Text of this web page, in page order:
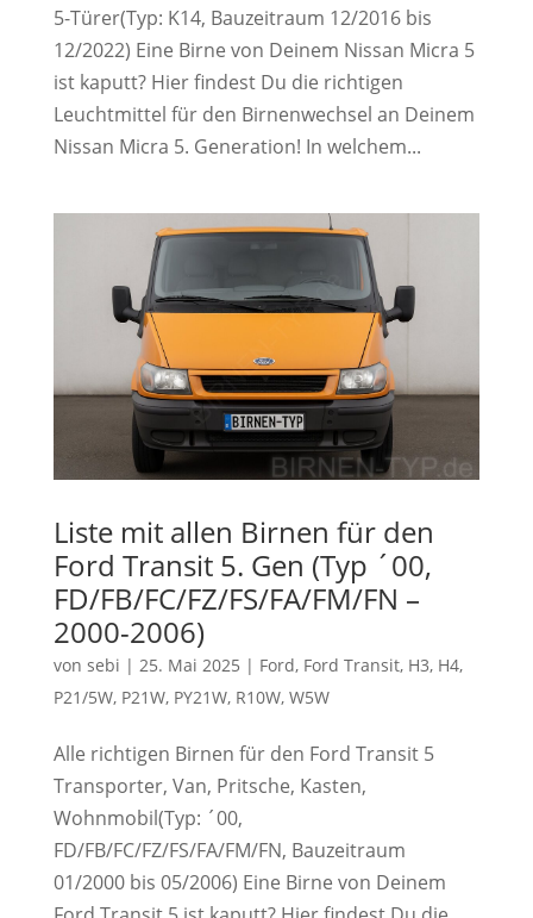
5-Türer(Typ: K14, Bauzeitraum 12/2016 bis
12/2022) Eine Birne von Deinem Nissan Micra 5
ist kaputt? Hier findest Du die richtigen
Leuchtmittel für den Birnenwechsel an Deinem
Nissan Micra 5. Generation! In welchem...
Liste mit allen Birnen für den
Ford Transit 5. Gen (Typ ´00,
FD/FB/FC/FZ/FS/FA/FM/FN –
2000-2006)
von sebi | 25. Mai 2025 | Ford, Ford Transit, H3, H4,
P21/5W, P21W, PY21W, R10W, W5W
Alle richtigen Birnen für den Ford Transit 5
Transporter, Van, Pritsche, Kasten,
Wohnmobil(Typ: ´00,
FD/FB/FC/FZ/FS/FA/FM/FN, Bauzeitraum
01/2000 bis 05/2006) Eine Birne von Deinem